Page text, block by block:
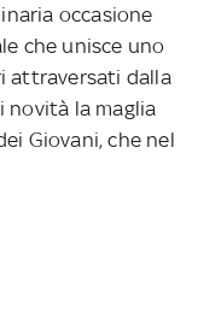
occasione
che unisce uno
attraversati dalla
novità la maglia
Giovani, che nel